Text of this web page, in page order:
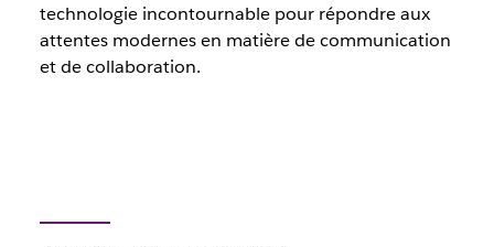
technologie incontournable pour répondre aux
attentes modernes en matière de communication
et de collaboration.